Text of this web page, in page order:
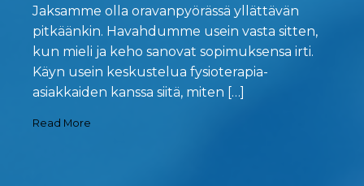
Jaksamme olla oravanpyörässä yllättävän
pitkäänkin. Havahdumme usein vasta sitten,
kun mieli ja keho sanovat sopimuksensa irti.
Käyn usein keskustelua fysioterapia-
asiakkaiden kanssa siitä, miten […]
Read More